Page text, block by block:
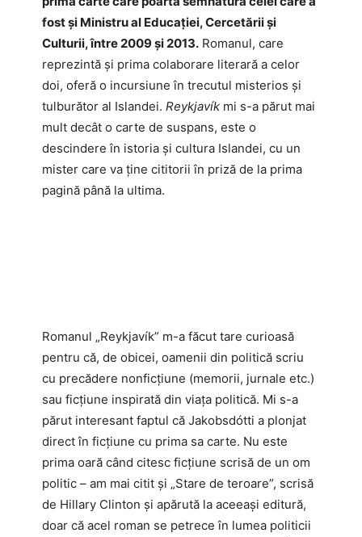
fost și Ministru al Educației, Cercetării și
Culturii, între 2009 și 2013. Romanul, care
reprezintă și prima colaborare literară a celor
doi, oferă o incursiune în trecutul misterios și
tulburător al Islandei. Reykjavík mi s-a părut mai
mult decât o carte de suspans, este o
descindere în istoria și cultura Islandei, cu un
mister care va ține cititorii în priză de la prima
pagină până la ultima.
Romanul „Reykjavík” m-a făcut tare curioasă
pentru că, de obicei, oamenii din politică scriu
cu precădere nonficțiune (memorii, jurnale etc.)
sau ficțiune inspirată din viața politică. Mi s-a
părut interesant faptul că Jakobsdótti a plonjat
direct în ficțiune cu prima sa carte. Nu este
prima oară când citesc ficțiune scrisă de un om
politic – am mai citit și „Stare de teroare”, scrisă
de Hillary Clinton și apărută la aceeași editură,
doar că acel roman se petrece în lumea politicii